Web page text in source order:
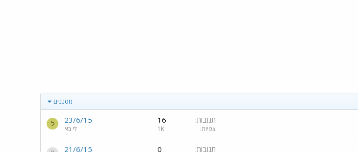
מסננים
תגובות 16
צפיות 1K
23/6/15
לי בא
ל
תגובות 0
21/6/15